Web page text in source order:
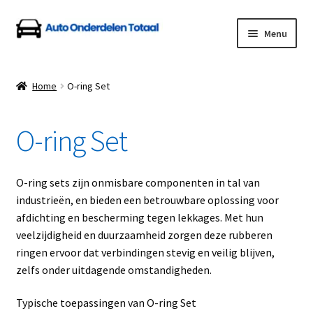
Ga
door
navigatie
Ga
naar
inhoud
Menu
Auto Onderdelen Shop
Betalen en Verzenden
Blog
Contact
Home O-ring Set
O-ring Set
O-ring sets zijn onmisbare componenten in tal van
industrieën, en bieden een betrouwbare oplossing voor
afdichting en bescherming tegen lekkages. Met hun
veelzijdigheid en duurzaamheid zorgen deze rubberen
ringen ervoor dat verbindingen stevig en veilig blijven,
zelfs onder uitdagende omstandigheden.
Typische toepassingen van O-ring Set